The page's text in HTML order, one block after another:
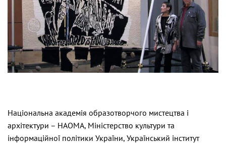
Національна академія образотворчого мистецтва і
архітектури – НАОМА, Міністерство культури та
інформаційної політики України, Український інститут